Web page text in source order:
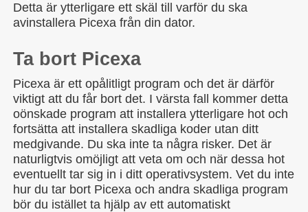
Detta är ytterligare ett skäl till varför du ska
avinstallera Picexa från din dator.
Ta bort Picexa
Picexa är ett opålitligt program och det är därför
viktigt att du får bort det. I värsta fall kommer detta
oönskade program att installera ytterligare hot och
fortsätta att installera skadliga koder utan ditt
medgivande. Du ska inte ta några risker. Det är
naturligtvis omöjligt att veta om och när dessa hot
eventuellt tar sig in i ditt operativsystem. Vet du inte
hur du tar bort Picexa och andra skadliga program
bör du istället ta hjälp av ett automatiskt